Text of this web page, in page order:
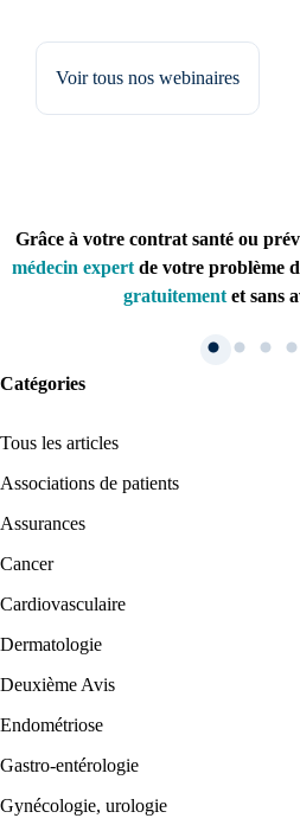
Voir tous nos webinaires
Grâce à votre contrat santé ou
médecin expert de votre problème
gratuitementet sans
Créez un compte et récupérez
Catégories
Tous les articles
Associations de patients
Assurances
Cancer
Cardiovasculaire
Dermatologie
Deuxième Avis
Endométriose
Gastro-entérologie
Gynécologie, urologie